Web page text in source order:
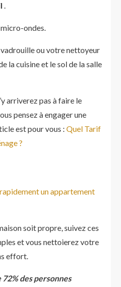
.
ondes.
ou votre nettoyeur
la cuisine et le sol de la salle
arriverez pas à faire le
pensez à engager une
est pour vous : Quel Tarif
?
un appartement
soit propre, suivez ces
et vous nettoierez votre
effort.
des personnes